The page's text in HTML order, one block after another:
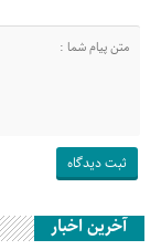
آخرین اخبار